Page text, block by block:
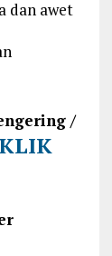
dan awet
/